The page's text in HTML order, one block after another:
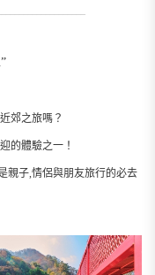
郊之旅嗎？
的體驗之一！
親子,情侶與朋友旅行的必去